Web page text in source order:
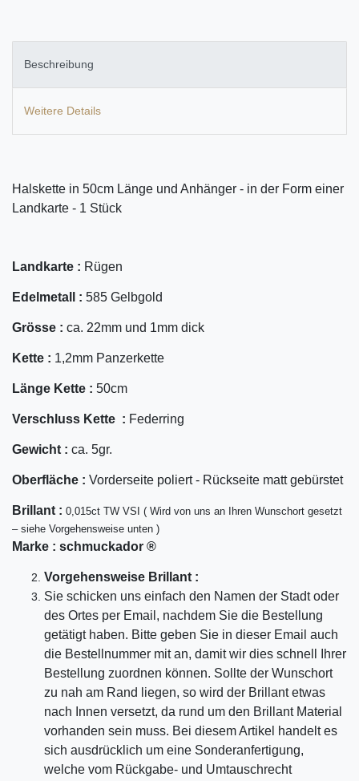
Beschreibung
Weitere Details
Halskette in 50cm Länge und Anhänger - in der Form einer
Landkarte - 1 Stück
Landkarte : Rügen
Edelmetall : 585 Gelbgold
Grösse : ca. 22mm und 1mm dick
Kette : 1,2mm Panzerkette
Länge Kette : 50cm
Verschluss Kette : Federring
Gewicht : ca. 5gr.
Oberfläche : Vorderseite poliert - Rückseite matt gebürstet
Bril lant : 0,015ct TW VSI ( Wird von uns an Ihren Wunschort gesetzt
– siehe Vorgehensweise unten )
Marke : schmuckador ®
Vorgehensweise Brillant :
Sie schicken uns einfach den Namen der Stadt oder
des Ortes per Email, nachdem Sie die Bestellung
getätigt haben. Bitte geben Sie in dieser Email auch
die Bestellnummer mit an, damit wir dies schnell Ihrer
Bestellung zuordnen können. Sollte der Wunschort
zu nah am Rand liegen, so wird der Brillant etwas
nach Innen versetzt, da rund um den Brillant Material
vorhanden sein muss. Bei diesem Artikel handelt es
sich ausdrücklich um eine Sonderanfertigung,
welche vom Rückgabe- und Umtauschrecht